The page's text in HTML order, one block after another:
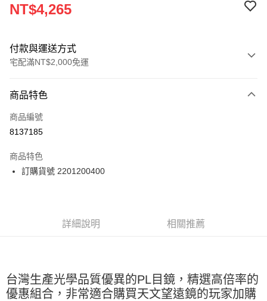
NT$4,265
付款與運送方式
宅配滿NT$2,000免運
信用卡一次付款
LINE Pay
ATM付款
郵寄到府(台灣本島適用)
每筆NT$180，滿NT$2,000(含以上)免運費
商品特色
商品編號
8137185
商品特色
訂購貨號 2201200400
詳細說明 相關推薦
台灣生產光學品質優異的PL目鏡，精選高倍率的
優惠組合，非常適合購買天文望遠鏡的玩家加購